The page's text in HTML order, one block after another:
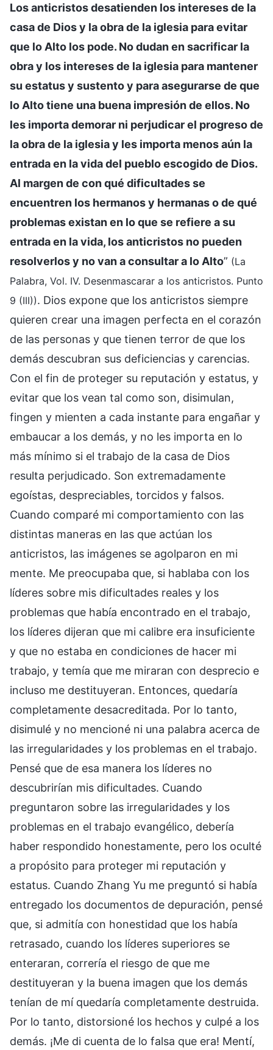
Los anticristos desatienden los intereses de la
casa de Dios y la obra de la iglesia para evitar
que lo Alto los pode. No dudan en sacrificar la
obra y los intereses de la iglesia para mantener
su estatus y sustento y para asegurarse de que
lo Alto tiene una buena impresión de ellos. No
les importa demorar ni perjudicar el progreso de
la obra de la iglesia y les importa menos aún la
entrada en la vida del pueblo escogido de Dios.
Al margen de con qué dificultades se
encuentren los hermanos y hermanas o de qué
problemas existan en lo que se refiere a su
entrada en la vida, los anticristos no pueden
resolverlos y no van a consultar a lo Alto” (La
Palabra, Vol. IV. Desenmascarar a los anticristos. Punto
9 (III)). Dios expone que los anticristos siempre
quieren crear una imagen perfecta en el corazón
de las personas y que tienen terror de que los
demás descubran sus deficiencias y carencias.
Con el fin de proteger su reputación y estatus, y
evitar que los vean tal como son, disimulan,
fingen y mienten a cada instante para engañar y
embaucar a los demás, y no les importa en lo
más mínimo si el trabajo de la casa de Dios
resulta perjudicado. Son extremadamente
egoístas, despreciables, torcidos y falsos.
Cuando comparé mi comportamiento con las
distintas maneras en las que actúan los
anticristos, las imágenes se agolparon en mi
mente. Me preocupaba que, si hablaba con los
líderes sobre mis dificultades reales y los
problemas que había encontrado en el trabajo,
los líderes dijeran que mi calibre era insuficiente
y que no estaba en condiciones de hacer mi
trabajo, y temía que me miraran con desprecio e
incluso me destituyeran. Entonces, quedaría
completamente desacreditada. Por lo tanto,
disimulé y no mencioné ni una palabra acerca de
las irregularidades y los problemas en el trabajo.
Pensé que de esa manera los líderes no
descubrirían mis dificultades. Cuando
preguntaron sobre las irregularidades y los
problemas en el trabajo evangélico, debería
haber respondido honestamente, pero los oculté
a propósito para proteger mi reputación y
estatus. Cuando Zhang Yu me preguntó si había
entregado los documentos de depuración, pensé
que, si admitía con honestidad que los había
retrasado, cuando los líderes superiores se
enteraran, correría el riesgo de que me
destituyeran y la buena imagen que los demás
tenían de mí quedaría completamente destruida.
Por lo tanto, distorsioné los hechos y culpé a los
demás. ¡Me di cuenta de lo falsa que era! Mentí,